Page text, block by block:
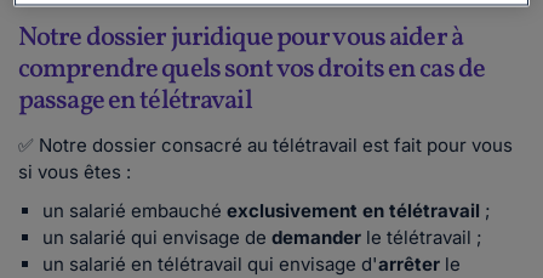
Notre dossier juridique pour vous aider à
comprendre quels sont vos droits en cas de
passage en télétravail
✅ Notre dossier consacré au télétravail est fait pour vous
si vous êtes :
un salarié embauché exclusivement en télétravail ;
un salarié qui envisage de demander le télétravail ;
un salarié en télétravail qui envisage d'arrêter le